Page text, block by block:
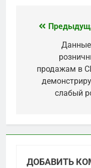
Навигация
записям
продажам в
слабый
ДОБАВИТЬ